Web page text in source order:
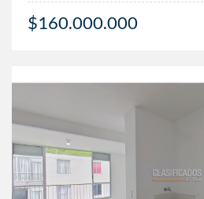
$160.000.000